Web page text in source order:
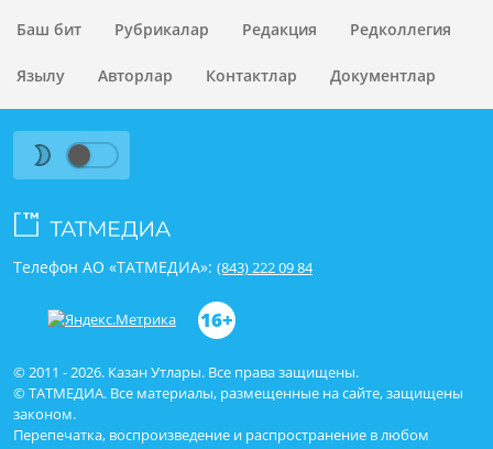
Баш бит Рубрикалар Редакция Редколлегия
Язылу Авторлар Контактлар Документлар
© 2011 - 2026. Казан Утлары. Все права защищены.
© ТАТМЕДИА. Все материалы, размещенные на сайте, защищены
законом.
Перепечатка, воспроизведение и распространение в любом
Телефон АО «ТАТМЕДИА»: (843) 222 09 84
16+